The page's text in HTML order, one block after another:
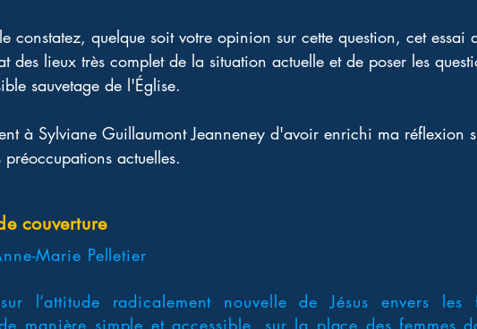
constatez, quelque soit votre opinion sur cette question, cet essai
des lieux très complet de la situation actuelle et de poser les
sauvetage de l'Église.
à Sylviane Guillaumont Jeanneney d'avoir enrichi ma réflexion
actuelles.
couverture
Marie Pelletier
sur l’attitude radicalement nouvelle de Jésus envers les
manière simple et accessible, sur la place des femmes